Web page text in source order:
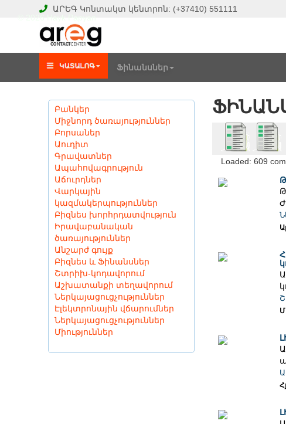
ԱՐԵԳ Կոնտակտ կենտրոն: (+37410) 551111
Ֆինանսներ
Բանկեր
Միջնորդ ծառայություններ
Բորսաներ
Աուդիտ
Գրավատներ
Ապահովագրություն
Աճուրդներ
Վարկային
կազմակերպություններ
Բիզնես խորհրդատվություն
Իրավաբանական
ծառայություններ
Անշարժ գույք
Բիզնես և Ֆինանսներ
Շտրիխ-կոդավորում
Աշխատանքի տեղավորում
Ներկայացուցչություններ
Էլեկտրոնային վճարումներ
Ներկայացուցչություններ
Միություններ
Loaded: 609